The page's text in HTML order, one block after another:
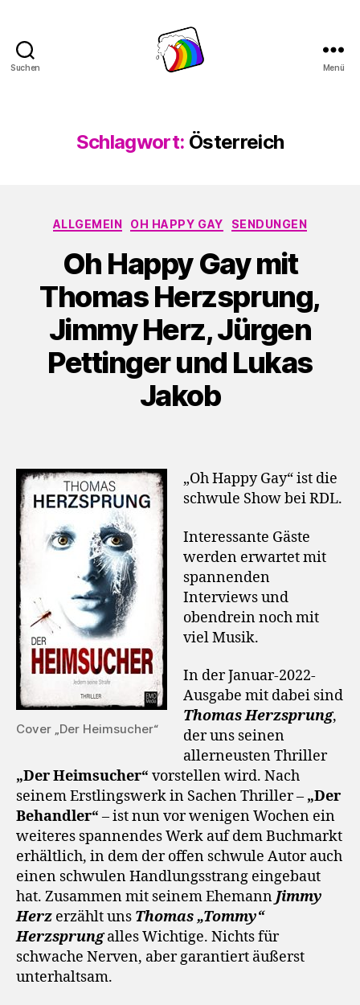
Suchen Menü
Schlagwort: Österreich
Kategorien
ALLGEMEIN OH HAPPY GAY SENDUNGEN
Oh Happy Gay mit
Thomas Herzsprung,
Jimmy Herz, Jürgen
Pettinger und Lukas
Jakob
Cover „Der Heimsucher“
„Oh Happy Gay“ ist die
schwule Show bei RDL.
Interessante Gäste
werden erwartet mit
spannenden
Interviews und
obendrein noch mit
viel Musik.
In der Januar-2022-
Ausgabe mit dabei sind
Thomas Herzsprung,
der uns seinen
allerneusten Thriller
„Der Heimsucher“ vorstellen wird. Nach
seinem Erstlingswerk in Sachen Thriller – „Der
Behandler“ – ist nun vor wenigen Wochen ein
weiteres spannendes Werk auf dem Buchmarkt
erhältlich, in dem der offen schwule Autor auch
einen schwulen Handlungsstrang eingebaut
hat. Zusammen mit seinem Ehemann Jimmy
Herz erzählt uns Thomas „Tommy“
Herzsprungalles Wichtige. Nichts für
schwache Nerven, aber garantiert äußerst
unterhaltsam.